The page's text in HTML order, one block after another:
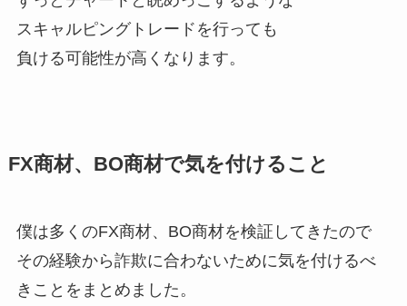
スキャルピングトレードを行っても
負ける可能性が高くなります。
FX商材、BO商材で気を付けること
僕は多くのFX商材、BO商材を検証してきたので
その経験から詐欺に合わないために気を付けるべ
きことをまとめました。